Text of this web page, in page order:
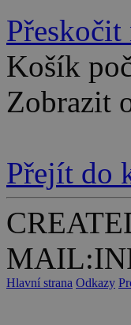
Přeskočit
Košík
Zobrazit
Přejít do
Hlavní strana Odkazy